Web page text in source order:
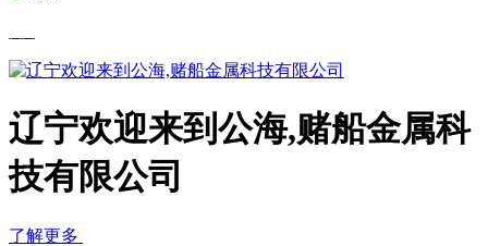
辽宁欢迎来到公海,赌船金属科
技有限公司
了解更多